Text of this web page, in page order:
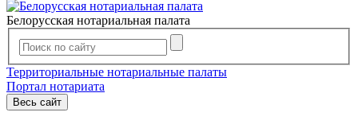
Белорусская нотариальная палата
Территориальные нотариальные палаты
Портал нотариата
Весь сайт